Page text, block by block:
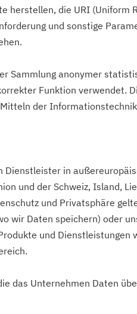
herstellen, die URI (Uniform
und sonstige
Sammlung anonymer
Funktion verwendet.
der
in
und der Schweiz, Island,
und Privatsphäre
wir Daten speichern) oder
und
das Unternehmen Daten